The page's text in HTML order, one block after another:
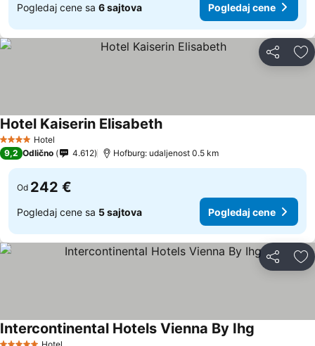
Pogledaj cene sa 6 sajtova Pogledaj cene
Deli
4 ZvezdiceHotel
Hotel Kaiserin Elisabeth
9,2 Odlično 4.612 Hofburg: udaljenost 0.5 km
Od 242 €
Pogledaj cene sa 5 sajtova Pogledaj cene
Deli
Hotel
Intercontinental Hotels Vienna By Ihg